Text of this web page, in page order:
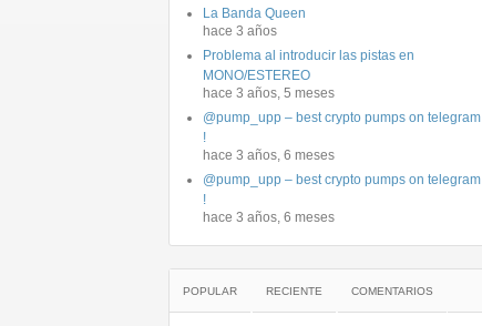
La Banda Queen
hace 3 años
Problema al introducir las pistas en
MONO/ESTEREO
hace 3 años, 5 meses
@pump_upp – best crypto pumps on telegram
!
hace 3 años, 6 meses
@pump_upp – best crypto pumps on telegram
!
hace 3 años, 6 meses
POPULAR RECIENTE COMENTARIOS